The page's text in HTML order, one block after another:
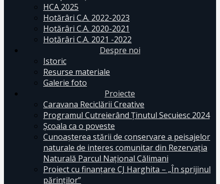
HCA 2025
Hotărâri C.A. 2022-2023
Hotărâri C.A. 2020-2021
Hotărâri C.A. 2021 -2022
Despre noi
Istoric
Resurse materiale
Galerie foto
Proiecte
Caravana Reciclării Creative
Programul Cutreierând Ținutul Secuiesc 2024
Școala ca o poveste
Cunoaşterea stării de conservare a peisajelor
naturale de interes comunitar din Rezervaţia
Naturală Parcul Naţional Călimani
Proiect cu finanţare CJ Harghita – „În sprijinul
părinţilor”